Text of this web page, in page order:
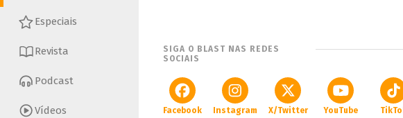
Especiais
Revista
Podcast
Vídeos
SIGA O BLAST NAS REDES
SOCIAIS
Facebook Instagram X/Twitter YouTube